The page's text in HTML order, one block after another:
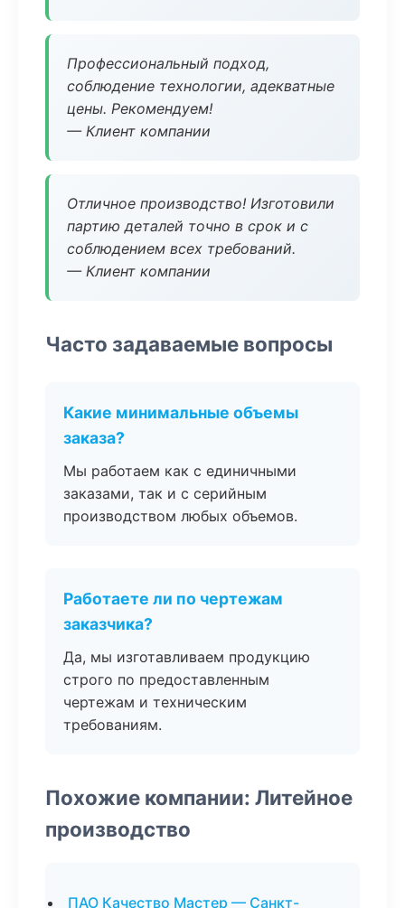
Профессиональный подход,
соблюдение технологии, адекватные
цены. Рекомендуем!
— Клиент компании
Отличное производство! Изготовили
партию деталей точно в срок и с
соблюдением всех требований.
— Клиент компании
Часто задаваемые вопросы
Какие минимальные объемы
заказа?
Мы работаем как с единичными
заказами, так и с серийным
производством любых объемов.
Работаете ли по чертежам
заказчика?
Да, мы изготавливаем продукцию
строго по предоставленным
чертежам и техническим
требованиям.
Похожие компании: Литейное
производство
ПАО Качество Мастер — Санкт-